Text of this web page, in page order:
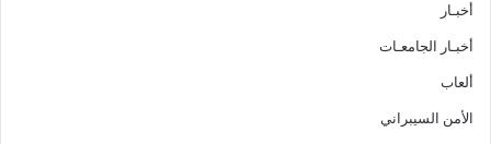
أخبـار
أخبـار الجامعـات
ألعاب
الأمن السيبراني